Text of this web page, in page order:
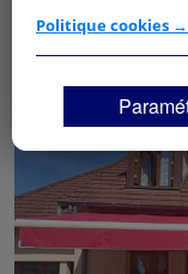
Si vous continuez
vos centres
déposés et lus sur
Vous pouvez
"Continuer sans
moment en cliquant
page.
Politique cookies →